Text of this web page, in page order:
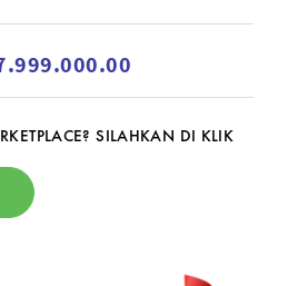
SILAHKAN DI KLIK